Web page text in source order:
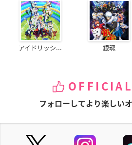
アイドリッシ... 銀魂
フォローしてより楽しい